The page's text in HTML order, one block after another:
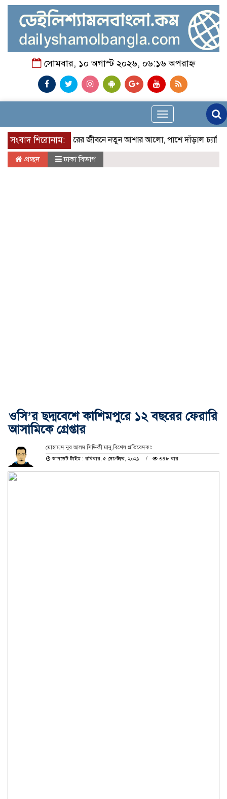
সোমবার, ১০ অগাস্ট ২০২৬, ০৬:১৬ অপরাহ্ন
Toggle
navigation
সংবাদ শিরোনাম:
প্রতিবন্ধী দীপঙ্করের জীবনে নতুন আশার আলো, পাশে দাঁড়াল চ্যারিটেবল
প্রচ্ছদ ঢাকা বিভাগ
ওসি’র ছদ্মবেশে কাশিমপুরে ১২ বছরের ফেরারি
আসামিকে গ্রেপ্তার
মোহাম্মদ নুর আলম সিদ্দিকী মানু,বিশেষ প্রতিবেদকঃ
আপডেট টাইম : রবিবার, ৫ সেপ্টেম্বর, ২০২১
৩৪৮ বার